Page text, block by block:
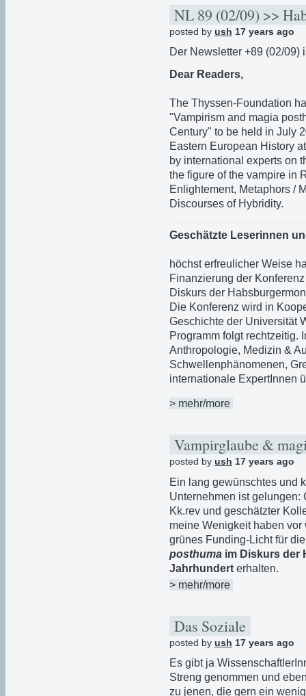
NL 89 (02/09) >>
posted by ush 17 years ago
Der Newsletter +89 (02/09)
Dear Readers,
The Thyssen-Foundation
"Vampirism and magia
Century" to be held in July
Eastern European History
by international experts on
the figure of the vampire in
Enlightement, Metaphors /
Discourses of Hybridity.
Geschätzte Leserinnen
höchst erfreulicher Weise
Finanzierung der
Diskurs der
Die Konferenz wird in
Geschichte der Universität
Programm folgt rechtzeitig.
Anthropologie, Medizin &
Schwellenphänomenen,
internationale ExpertInnen
> mehr/more
Vampirglaube &
posted by ush 17 years ago
Ein lang gewünschtes und
Unternehmen ist
Kk.rev und geschätzter
meine Wenigkeit haben
grünes Funding-Licht für
posthuma im Diskurs der
Jahrhundert erhalten.
> mehr/more
Das Soziale
posted by ush 17 years ago
Es gibt ja
Streng genommen und
zu jenen, die gern ein